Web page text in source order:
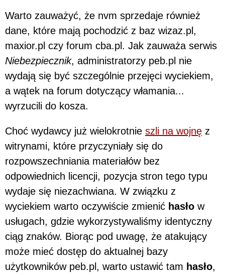
Warto zauważyć, że nvm sprzedaje również
dane, które mają pochodzić z baz wizaz.pl,
maxior.pl czy forum cba.pl. Jak zauważa serwis
Niebezpiecznik, administratorzy peb.pl nie
wydają się być szczególnie przejęci wyciekiem,
a wątek na forum dotyczący włamania...
wyrzucili do kosza.
Choć wydawcy już wielokrotnie szli na wojnę z
witrynami, które przyczyniały się do
rozpowszechniania materiałów bez
odpowiednich licencji, pozycja stron tego typu
wydaje się niezachwiana. W związku z
wyciekiem warto oczywiście zmienić hasło w
usługach, gdzie wykorzystywaliśmy identyczny
ciąg znaków. Biorąc pod uwagę, że atakujący
może mieć dostęp do aktualnej bazy
użytkowników peb.pl, warto ustawić tam hasło,